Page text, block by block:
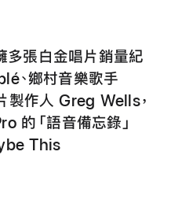
多張白金唱片銷量紀
、鄉村音樂歌手
作人 Greg Wells，
的「語音備忘錄」
This